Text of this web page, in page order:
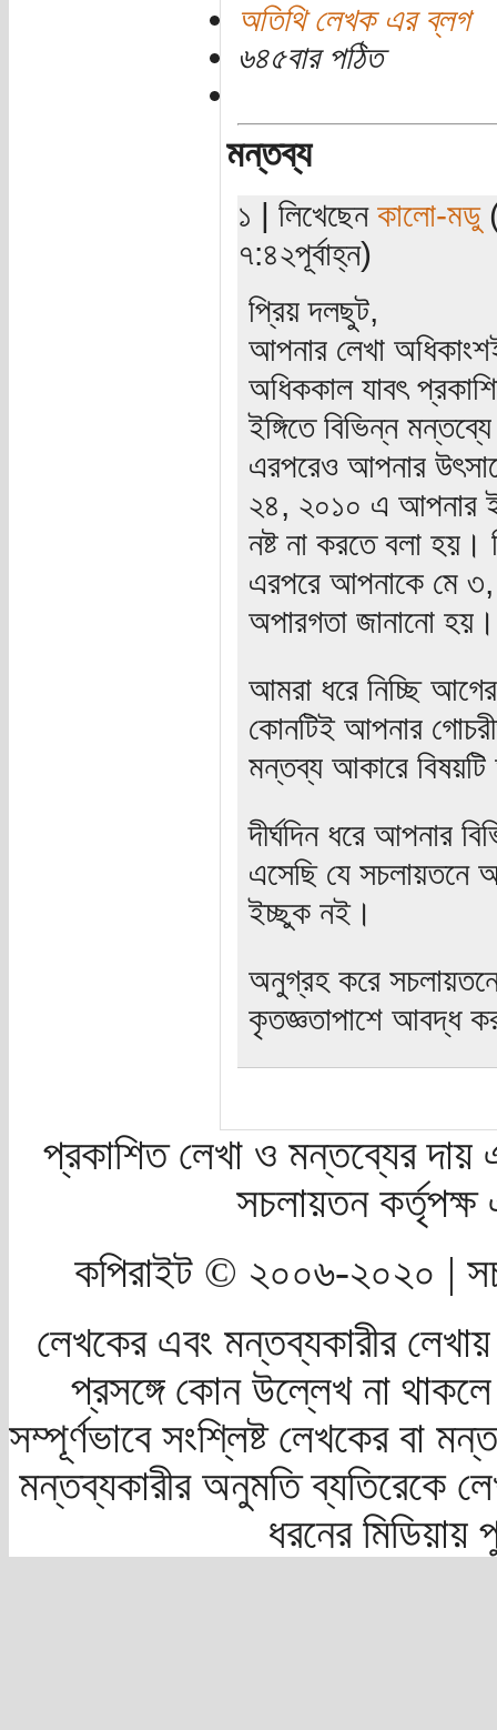
অতিথি লেখক এর ব্লগ
৬৪৫বার পঠিত
মন্তব্য
১ | লিখেছেন কালো-মডু
৭:৪২পূর্বাহ্ন)
প্রিয় দলছুট,
আপনার লেখা
অধিককাল যাবৎ
ইঙ্গিতে বিভিন্ন
এরপরেও আপনার
২৪, ২০১০ এ আপনার
নষ্ট না করতে বলা
এরপরে আপনাকে মে
অপারগতা জানানো
আমরা ধরে নিচ্ছি
কোনটিই আপনার
মন্তব্য আকারে
দীর্ঘদিন ধরে আপনার
এসেছি যে সচলায়তনে
ইচ্ছুক নই।
অনুগ্রহ করে
কৃতজ্ঞতাপাশে আবদ্ধ
প্রকাশিত লেখা ও মন্তব্যের দায়
সচলায়তন
কপিরাইট © ২০০৬-২০২০ |
লেখকের এবং মন্তব্যকারীর
প্রসঙ্গে কোন উল্লেখ না
সম্পূর্ণভাবে সংশ্লিষ্ট লেখকের বা
মন্তব্যকারীর অনুমতি ব্যতিরেকে
ধরনের মিডিয়ায়